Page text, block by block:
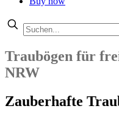
Traubögen für
NRW
Zauberhafte